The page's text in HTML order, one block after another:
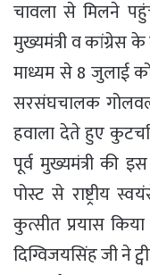
चावला से मिलने
मुख्यमंत्री व कांग्रेस के
माध्यम से 8 जुलाई
सरसंघचालक
हवाला देते हुए
पूर्व मुख्यमंत्री की
पोस्ट से राष्ट्रीय
कुत्सीत प्रयास
दिग्विजयसिंह जी ने